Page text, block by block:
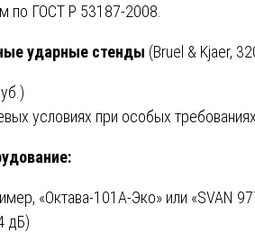
по ГОСТ Р 53187-2008.
ударные стенды (Bruel & Kjaer,
условиях при особых
«Октава-101А-Эко» или «SVAN
дБ)